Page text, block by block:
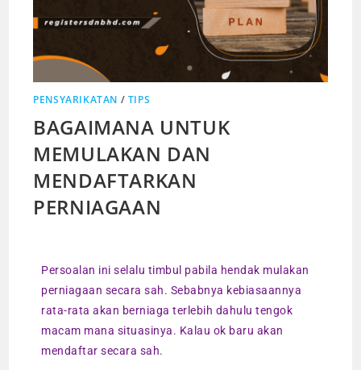
PENSYARIKATAN / TIPS
BAGAIMANA UNTUK
MEMULAKAN DAN
MENDAFTARKAN
PERNIAGAAN
Persoalan ini selalu timbul pabila hendak mulakan
perniagaan secara sah. Sebabnya kebiasaannya
rata-rata akan berniaga terlebih dahulu tengok
macam mana situasinya. Kalau ok baru akan
mendaftar secara sah.